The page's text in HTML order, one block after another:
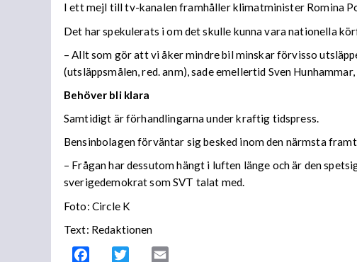
I ett mejl till tv-kanalen framhåller klimatminister Romina
Det har spekulerats i om det skulle kunna vara nationella
– Allt som gör att vi åker mindre bil minskar förvisso
(utsläppsmålen, red. anm), sade emellertid Sven
Behöver bli klara
Samtidigt är förhandlingarna under kraftig tidspress.
Bensinbolagen förväntar sig besked inom den närmsta
– Frågan har dessutom hängt i luften länge och är den
sverigedemokrat som SVT talat med.
Foto: Circle K
Text: Redaktionen
Facebook Twitter